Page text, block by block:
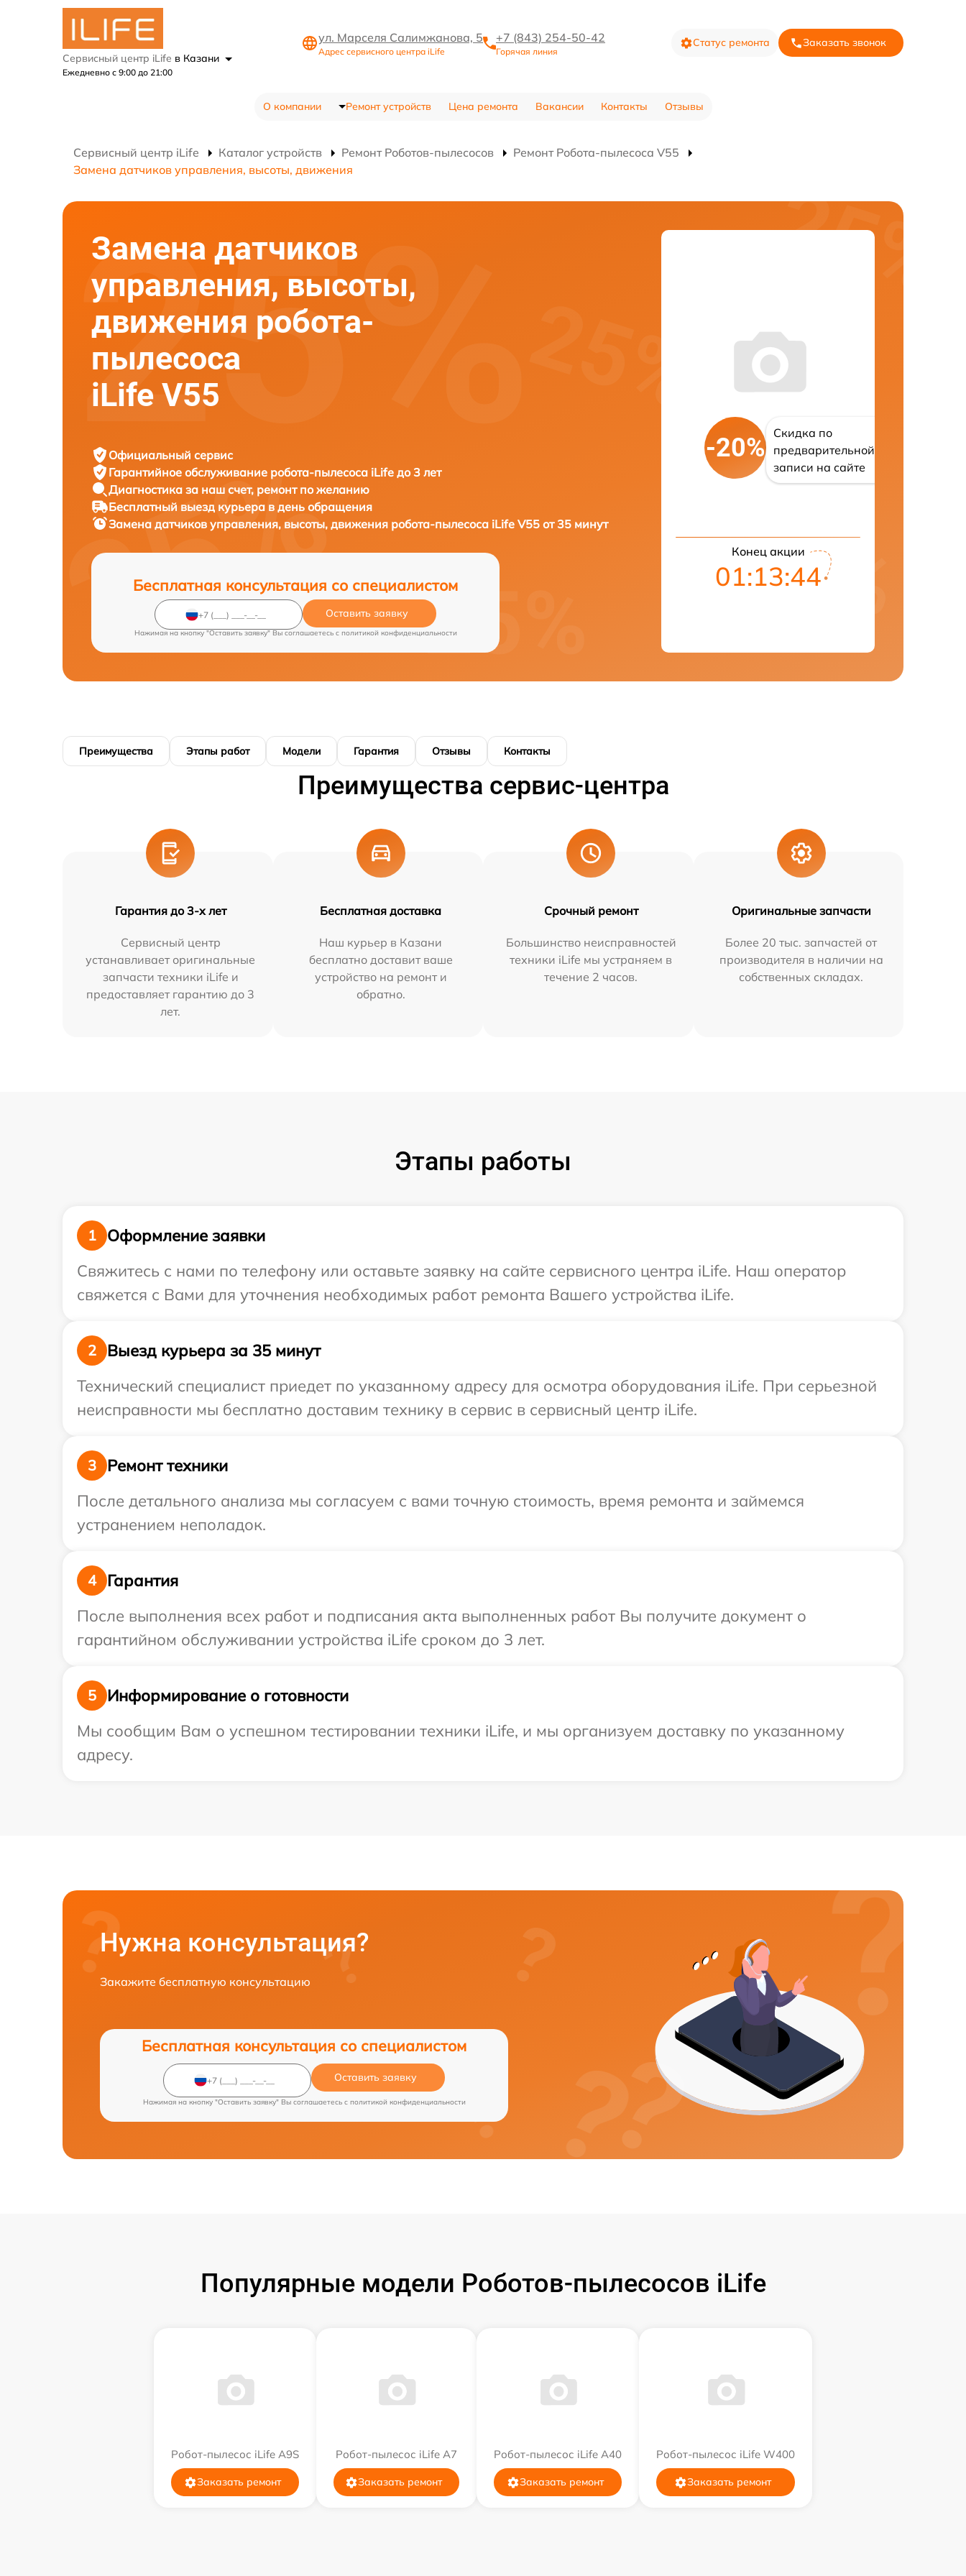
Сервисный центр iLife в Казани
Ежедневно с 9:00 до 21:00
ул. Марселя Салимжанова, 5
Адрес сервисного центра iLife
+7 (843) 254-50-42
Горячая линия
Статус ремонта Заказать звонок
О компании Ремонт устройств Цена ремонта Вакансии Контакты Отзывы
Сервисный центр iLife Каталог устройств Ремонт Роботов-пылесосов
Ремонт Робота-пылесоса V55
Замена датчиков управления, высоты, движения
Замена датчиков
управления, высоты,
движения робота-
пылесоса
iLife V55
Официальный сервис
Гарантийное обслуживание робота-пылесоса iLife до 3 лет
Диагностика за наш счет, ремонт по желанию
Бесплатный выезд курьера в день обращения
Замена датчиков управления, высоты, движения робота-пылесоса iLife V55 от 35 минут
Бесплатная консультация со специалистом
Оставить заявку
Нажимая на кнопку "Оставить заявку" Вы соглашаетесь c политикой конфиденциальности
-20%
Скидка по
предварительной
записи на сайте
Конец акции
01:13:43
Преимущества Этапы работ Модели Гарантия Отзывы Контакты
Преимущества сервис-центра
Гарантия до 3-х лет
Сервисный центр
устанавливает оригинальные
запчасти техники iLife и
предоставляет гарантию до 3
лет.
Бесплатная доставка
Наш курьер в Казани
бесплатно доставит ваше
устройство на ремонт и
обратно.
Срочный ремонт
Большинство неисправностей
техники iLife мы устраняем в
течение 2 часов.
Оригинальные запчасти
Более 20 тыс. запчастей от
производителя в наличии на
собственных складах.
Этапы работы
1
Оформление заявки
Свяжитесь с нами по телефону или оставьте заявку на сайте сервисного центра iLife. Наш оператор
свяжется с Вами для уточнения необходимых работ ремонта Вашего устройства iLife.
2
Выезд курьера за 35 минут
Технический специалист приедет по указанному адресу для осмотра оборудования iLife. При серьезной
неисправности мы бесплатно доставим технику в сервис в сервисный центр iLife.
3
Ремонт техники
После детального анализа мы согласуем с вами точную стоимость, время ремонта и займемся
устранением неполадок.
4
Гарантия
После выполнения всех работ и подписания акта выполненных работ Вы получите документ о
гарантийном обслуживании устройства iLife сроком до 3 лет.
5
Информирование о готовности
Мы сообщим Вам о успешном тестировании техники iLife, и мы организуем доставку по указанному
адресу.
Нужна консультация?
Закажите бесплатную консультацию
Бесплатная консультация со специалистом
Оставить заявку
Нажимая на кнопку "Оставить заявку" Вы соглашаетесь c политикой конфиденциальности
Популярные модели Роботов-пылесосов iLife
Робот-пылесос iLife A9S
Заказать ремонт
Робот-пылесос iLife A7
Заказать ремонт
Робот-пылесос iLife A40
Заказать ремонт
Робот-пылесос iLife W400
Заказать ремонт